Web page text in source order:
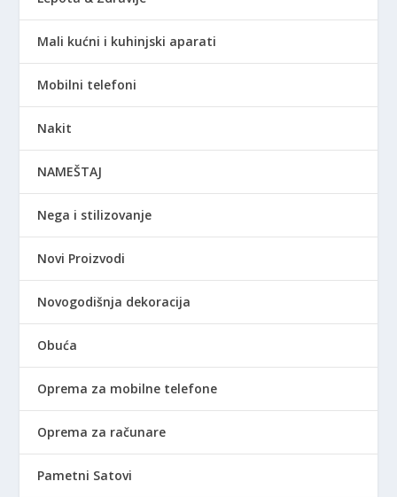
Mali kućni i kuhinjski aparati
Mobilni telefoni
Nakit
NAMEŠTAJ
Nega i stilizovanje
Novi Proizvodi
Novogodišnja dekoracija
Obuća
Oprema za mobilne telefone
Oprema za računare
Pametni Satovi